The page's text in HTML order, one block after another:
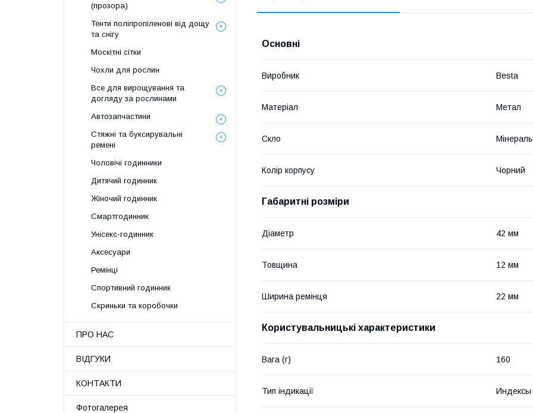
Основні
Виробник Besta
Матеріал Метал
Скло
Колір корпусу Чорний
Габаритні розміри
Діаметр 42 мм
Товщина 12 мм
Ширина ремінця 22 мм
Користувальницькі характеристики
Вага (г) 160
Тип індикації Индексы
(прозора)
Тенти поліпропіленові від дощу
та снігу
Москітні сітки
Чохли для рослин
Все для вирощування та
догляду за рослинами
Автозапчастини
Стяжні та буксирувальні
ремені
Чоловічі годинники
Дитячий годинник
Жіночий годинник
Смартгодинник
Унісекс-годинник
Аксесуари
Ремінці
Спортивний годинник
Скриньки та коробочки
ПРО НАС
ВІДГУКИ
КОНТАКТИ
Фотогалерея